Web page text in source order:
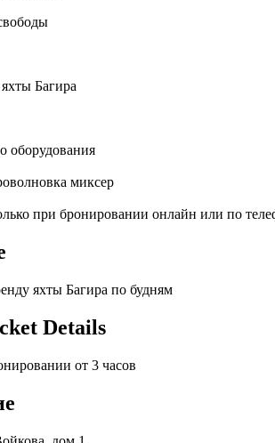
Багира
оборудования
миксер
при бронировании онлайн или по
Details
от 3 часов